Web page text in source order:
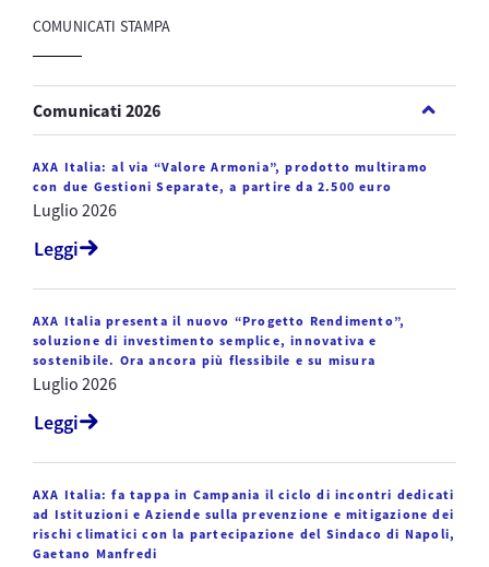
COMUNICATI STAMPA
Comunicati 2026
AXA Italia: al via “Valore Armonia”, prodotto multiramo
con due Gestioni Separate, a partire da 2.500 euro
Luglio 2026
Leggi
AXA Italia presenta il nuovo “Progetto Rendimento”,
soluzione di investimento semplice, innovativa e
sostenibile. Ora ancora più flessibile e su misura
Luglio 2026
Leggi
AXA Italia: fa tappa in Campania il ciclo di incontri dedicati
ad Istituzioni e Aziende sulla prevenzione e mitigazione dei
rischi climatici con la partecipazione del Sindaco di Napoli,
Gaetano Manfredi